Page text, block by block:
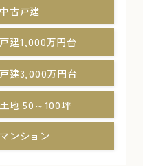
中古戸建
戸建1,000万円台
戸建3,000万円台
土地 50～100坪
マンション